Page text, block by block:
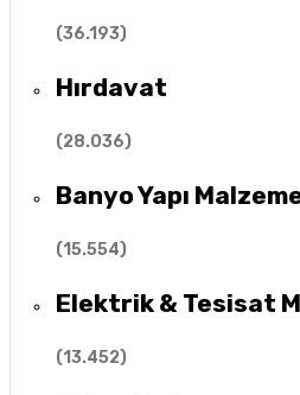
(36.193)
Hırdavat
(28.036)
Banyo Yapı
(15.554)
Elektrik & Tesisat
(13.452)